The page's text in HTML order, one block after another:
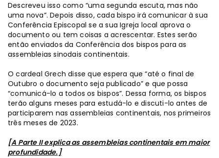
Descreveu isso como “uma segunda escuta, mas não
uma nova”. Depois disso, cada bispo irá comunicar à sua
Conferência Episcopal se a sua Igreja local aprova o
documento ou tem coisas a acrescentar. Estes serão
então enviados da Conferência dos bispos para as
assembleias sinodais continentais.
O cardeal Grech disse que espera que “até o final de
Outubro o documento seja publicado” e que possa
“comunicá-lo a todos os bispos”. Dessa forma, os bispos
terão alguns meses para estudá-lo e discuti-lo antes de
participarem nas assembleias continentais, nos primeiros
três meses de 2023.
[A Parte II explica as assembleias continentais em maior
profundidade.]